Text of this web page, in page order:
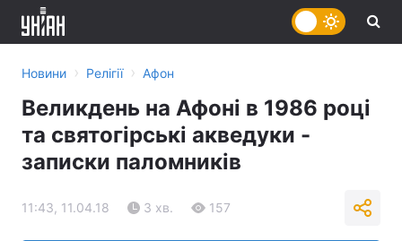
Новини › Релігії › Афон
Великдень на Афоні в 1986 році
та святогірські акведуки -
записки паломників
11:43, 11.04.18 3 хв. 157